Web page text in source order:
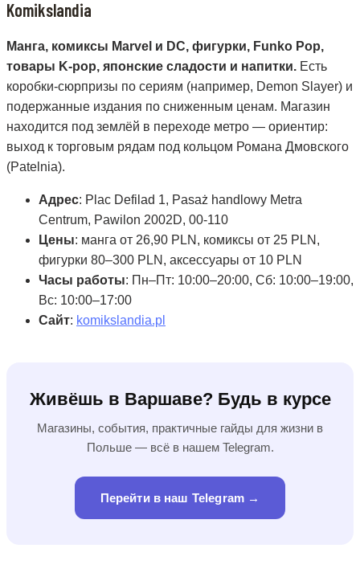
Komikslandia
Манга, комиксы Marvel и DC, фигурки, Funko Pop,
товары K-pop, японские сладости и напитки. Есть
коробки-сюрпризы по сериям (например, Demon Slayer) и
подержанные издания по сниженным ценам. Магазин
находится под землёй в переходе метро — ориентир:
выход к торговым рядам под кольцом Романа Дмовского
(Patelnia).
Адрес: Plac Defilad 1, Pasaż handlowy Metra
Centrum, Pawilon 2002D, 00-110
Цены: манга от 26,90 PLN, комиксы от 25 PLN,
фигурки 80–300 PLN, аксессуары от 10 PLN
Часы работы: Пн–Пт: 10:00–20:00, Сб: 10:00–19:00,
Вс: 10:00–17:00
Сайт: komikslandia.pl
Живёшь в Варшаве? Будь в курсе
Магазины, события, практичные гайды для жизни в
Польше — всё в нашем Telegram.
Перейти в наш Telegram →